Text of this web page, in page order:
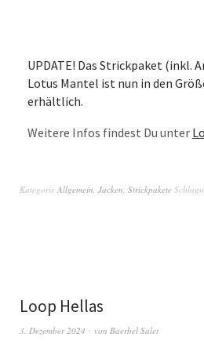
UPDATE! Das Strickpaket (inkl.
Lotus Mantel ist nun in den
erhältlich.
Weitere Infos findest Du unter
Kategorie Allgemein Jacken Strickpakete
Loop Hellas
3. Dezember 2024 von Baerbel Salet